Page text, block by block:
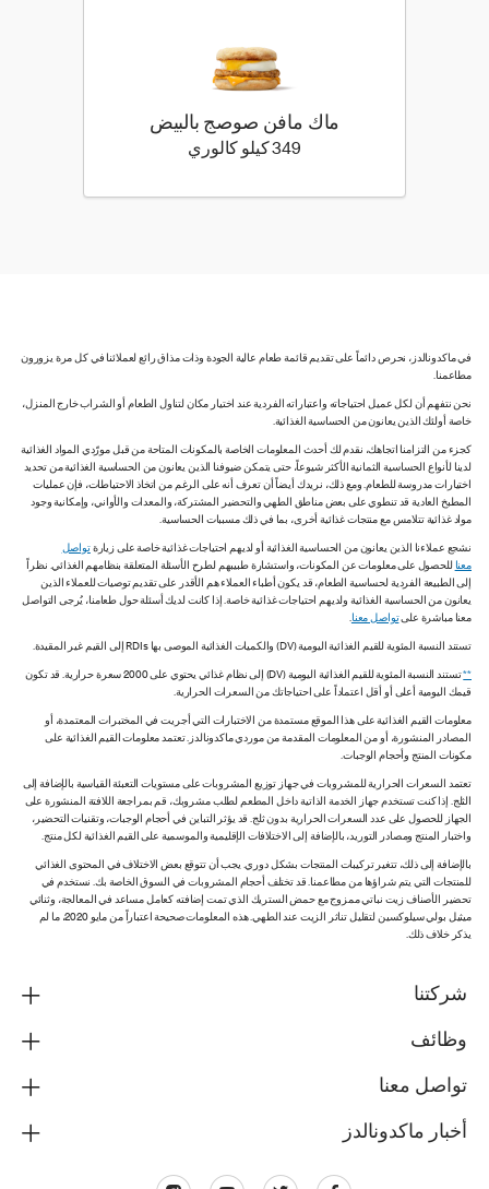
ماك مافن صوصج بالبيض
349 كيلو كالوري 349 كيلو سعرة حرارية
في ماكدونالدز، نحرص دائماً على تقديم قائمة طعام عالية الجودة وذات مذاق رائع لعملائنا في كل مرة يزورون
مطاعمنا.
نحن نتفهم أن لكل عميل احتياجاته واعتباراته الفردية عند اختيار مكان لتناول الطعام أو الشراب خارج المنزل،
خاصة أولئك الذين يعانون من الحساسية الغذائية.
كجزء من التزامنا اتجاهك، نقدم لك أحدث المعلومات الخاصة بالمكونات المتاحة من قبل مورّدي المواد الغذائية
لدينا لأنواع الحساسية الثمانية الأكثر شيوعاً، حتى يتمكن ضيوفنا الذين يعانون من الحساسية الغذائية من تحديد
اختيارات مدروسة للطعام. ومع ذلك، نريدك أيضاً أن تعرف أنه على الرغم من اتخاذ الاحتياطات، فإن عمليات
المطبخ العادية قد تنطوي على بعض مناطق الطهي والتحضير المشتركة، والمعدات والأواني، وإمكانية وجود
مواد غذائية تتلامس مع منتجات غذائية أخرى، بما في ذلك مسببات الحساسية.
نشجع عملاءنا الذين يعانون من الحساسية الغذائية أو لديهم احتياجات غذائية خاصة على زيارةتواصل
معنا للحصول على معلومات عن المكونات، واستشارة طبيبهم لطرح الأسئلة المتعلقة بنظامهم الغذائي. نظراً
إلى الطبيعة الفردية لحساسية الطعام، قد يكون أطباء العملاء هم الأقدر على تقديم توصيات للعملاء الذين
يعانون من الحساسية الغذائية ولديهم احتياجات غذائية خاصة. إذا كانت لديك أسئلة حول طعامنا، يُرجى التواصل
معنا مباشرة علىتواصل معنا.
تستند النسبة المئوية للقيم الغذائية اليومية (DV) والكميات الغذائية الموصى بها RDIs إلى القيم غير المقيدة.
**
تستند النسبة المئوية للقيم الغذائية اليومية (DV) إلى نظام غذائي يحتوي على 2000 سعرة حرارية. قد تكون
قيمك اليومية أعلى أو أقل اعتماداً على احتياجاتك من السعرات الحرارية.
معلومات القيم الغذائية على هذا الموقع مستمدة من الاختبارات التي أجريت في المختبرات المعتمدة، أو
المصادر المنشورة، أو من المعلومات المقدمة من موردي ماكدونالدز. تعتمد معلومات القيم الغذائية على
مكونات المنتج وأحجام الوجبات.
تعتمد السعرات الحرارية للمشروبات في جهاز توزيع المشروبات على مستويات التعبئة القياسية بالإضافة إلى
الثلج. إذا كنت تستخدم جهاز الخدمة الذاتية داخل المطعم لطلب مشروبك، قم بمراجعة اللافتة المنشورة على
الجهاز للحصول على عدد السعرات الحرارية بدون ثلج. قد يؤثر التباين في أحجام الوجبات، وتقنيات التحضير،
واختبار المنتج ومصادر التوريد، بالإضافة إلى الاختلافات الإقليمية والموسمية على القيم الغذائية لكل منتج.
بالإضافة إلى ذلك، تتغير تركيبات المنتجات بشكل دوري. يجب أن تتوقع بعض الاختلاف في المحتوى الغذائي
للمنتجات التي يتم شراؤها من مطاعمنا. قد تختلف أحجام المشروبات في السوق الخاصة بك. نستخدم في
تحضير الأصناف زيت نباتي ممزوج مع حمض الستريك الذي تمت إضافته كعامل مساعد في المعالجة، وثنائي
ميثيل بولي سيلوكسين لتقليل تناثر الزيت عند الطهي. هذه المعلومات صحيحة اعتباراً من مايو 2020، ما لم
يذكر خلاف ذلك.
شركتنا
وظائف
تواصل معنا
أخبار ماكدونالدز